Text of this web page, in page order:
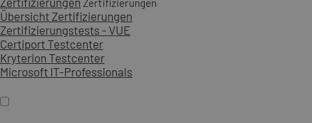
Zertifizierungen
Übersicht Zertifizierungen
Zertifizierungstests - VUE
Certiport Testcenter
Kryterion Testcenter
Microsoft IT-Professionals